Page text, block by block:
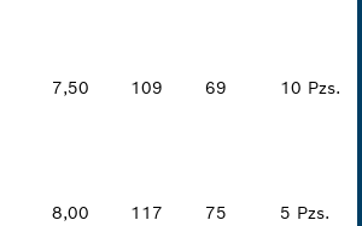
7,50 109 69 10 Pzs.
8,00 117 75 5 Pzs.